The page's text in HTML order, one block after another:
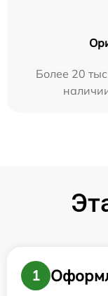
Более 20
1